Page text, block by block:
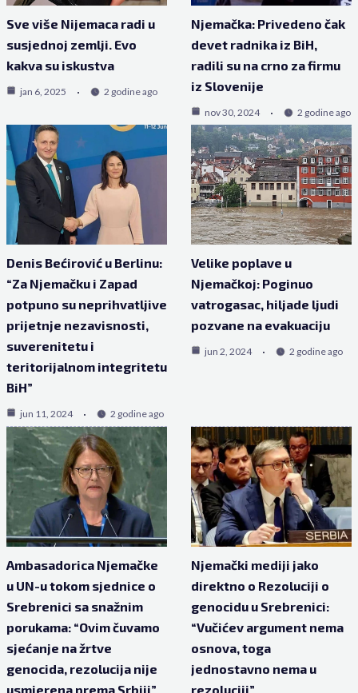
Sve više Nijemaca radi u
susjednoj zemlji. Evo
kakva su iskustva
jan 6, 2025 2 godine ago
Njemačka: Privedeno čak
devet radnika iz BiH,
radili su na crno za firmu
iz Slovenije
nov 30, 2024 2 godine ago
Denis Bećirović u Berlinu:
“Za Njemačku i Zapad
potpuno su neprihvatljive
prijetnje nezavisnosti,
suverenitetu i
teritorijalnom integritetu
BiH”
jun 11, 2024 2 godine ago
Velike poplave u
Njemačkoj: Poginuo
vatrogasac, hiljade ljudi
pozvane na evakuaciju
jun 2, 2024 2 godine ago
Ambasadorica Njemačke
u UN-u tokom sjednice o
Srebrenici sa snažnim
porukama: “Ovim čuvamo
sjećanje na žrtve
genocida, rezolucija nije
usmjerena prema Srbiji”
Njemački mediji jako
direktno o Rezoluciji o
genocidu u Srebrenici:
“Vučićev argument nema
osnova, toga
jednostavno nema u
rezoluciji”